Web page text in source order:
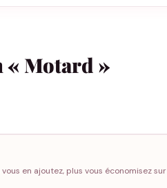
« Motard »
en ajoutez, plus vous économisez sur